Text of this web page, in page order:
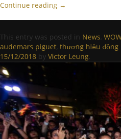
Continue reading →
This entry was posted in News,
audemars piguet, thương hiệu đồng
15/12/2018 by Victor Leung.